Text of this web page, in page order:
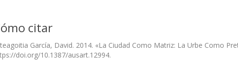
citar
García, David. 2014. «La Ciudad Como Matriz: La Urbe Como
doi.org/10.1387/ausart.12994.